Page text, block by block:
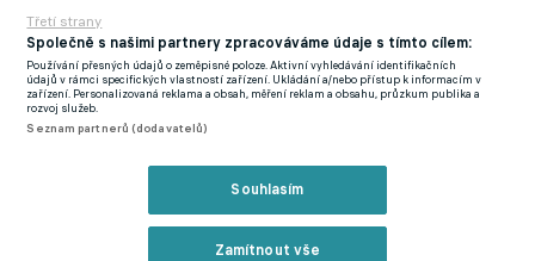
Je někdo v lize nebo ve vašem týmu, na koho se vám dobře
dívá? V kom se vidíte?
„Když se dívám tady na našeho Pavla Jurošku, tak se v něm
vidím, protože když jsem začínal, tak všichni mi říkali, jak jsem
Třetí strany
Společně s našimi partnery zpracováváme údaje s tímto cílem:
Používání přesných údajů o zeměpisné poloze. Aktivní vyhledávání identifikačních
údajů v rámci specifických vlastností zařízení. Ukládání a/nebo přístup k informacím v
zařízení. Personalizovaná reklama a obsah, měření reklam a obsahu, průzkum publika a
rozvoj služeb.
Seznam partnerů (dodavatelů)
Souhlasím
Zamítnout vše